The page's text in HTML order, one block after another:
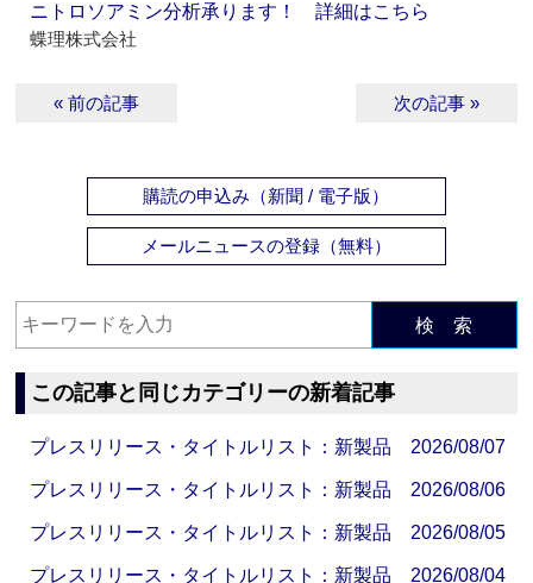
ニトロソアミン分析承ります！ 詳細はこちら
蝶理株式会社
« 前の記事 次の記事 »
購読の申込み（新聞 / 電子版）
メールニュースの登録（無料）
検 索
この記事と同じカテゴリーの新着記事
プレスリリース・タイトルリスト：新製品 2026/08/07
プレスリリース・タイトルリスト：新製品 2026/08/06
プレスリリース・タイトルリスト：新製品 2026/08/05
プレスリリース・タイトルリスト：新製品 2026/08/04